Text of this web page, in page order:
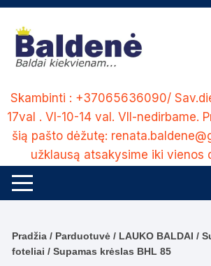
Skip
content
Skambinti : +37065636090/
17val . VI-10-14 val. VII-nedirbame.
šią pašto dėžutę:
užklausą atsakysime iki vienos
Pradžia / Parduotuvė / LAUKO BALDAI /
foteliai / Supamas krėslas BHL 85